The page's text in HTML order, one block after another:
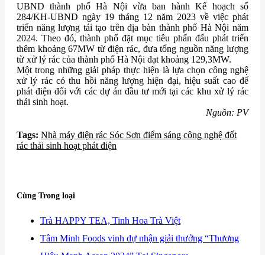
UBND thành phố Hà Nội vừa ban hành Kế hoạch số
284/KH-UBND ngày 19 tháng 12 năm 2023 về việc phát
triển năng lượng tái tạo trên địa bàn thành phố Hà Nội năm
2024. Theo đó, thành phố đặt mục tiêu phấn đấu phát triển
thêm khoảng 67MW từ điện rác, đưa tổng nguồn năng lượng
từ xử lý rác của thành phố Hà Nội đạt khoảng 129,3MW.
Một trong những giải pháp thực hiện là lựa chọn công nghệ
xử lý rác có thu hồi năng lượng hiện đại, hiệu suất cao để
phát điện đối với các dự án đầu tư mới tại các khu xử lý rác
thải sinh hoạt.
Nguồn: PV
Tags: ​Nhà máy điện rác Sóc Sơn điểm sáng công nghệ đốt
rác thải sinh hoạt phát điện
Cùng Trong loại
​Trà HAPPY TEA, Tinh Hoa Trà Việt
​Tâm Minh Foods vinh dự nhận giải thưởng “Thương